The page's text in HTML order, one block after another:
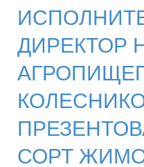
ДИРЕКТОР
СОРТ